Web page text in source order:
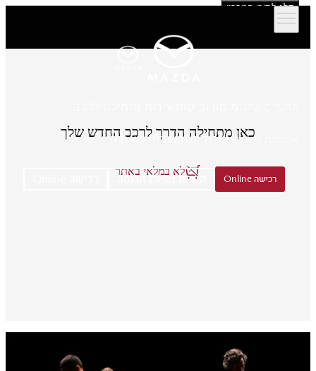
דלג לתוכן המרכזי
אולמות תצוגהיצירת קשר אודות מאזדה
רכישה Online הזמנת נסיעת הדגמה
כאן מתחילה הדרך לרכב החדש שלך
לא במלאי באתר